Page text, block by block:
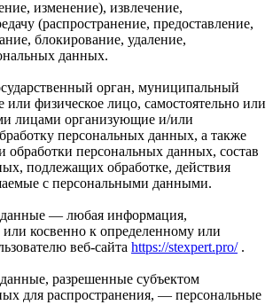
изменение), извлечение,
(распространение, предоставление,
блокирование, удаление,
данных.
орган, муниципальный
или физическое лицо, самостоятельно или
лицами организующие и/или
персональных данных, а также
обработки персональных данных, состав
подлежащих обработке, действия
с персональными данными.
— любая информация,
косвенно к определенному или
веб-сайта https://stexpert.pro/.
разрешенные субъектом
для распространения, — персональные